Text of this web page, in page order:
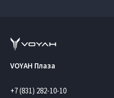
VOYAH Плаза
+7 (831) 282-10-10